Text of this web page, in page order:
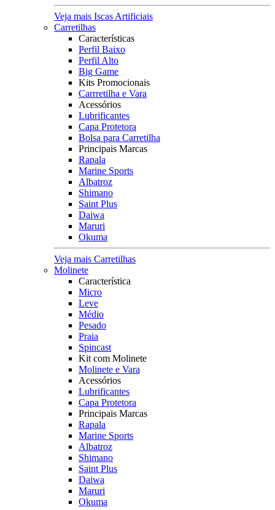
Veja mais Iscas Artificiais
Carretilhas
Características
Perfil Baixo
Perfil Alto
Big Game
Kits Promocionais
Carrretilha e Vara
Acessórios
Lubrificantes
Capa Protetora
Bolsa para Carretilha
Principais Marcas
Rapala
Marine Sports
Albatroz
Shimano
Saint Plus
Daiwa
Maruri
Okuma
Veja mais Carretilhas
Molinete
Característica
Micro
Leve
Médio
Pesado
Praia
Spincast
Kit com Molinete
Molinete e Vara
Acessórios
Lubrificantes
Capa Protetora
Principais Marcas
Rapala
Marine Sports
Albatroz
Shimano
Saint Plus
Daiwa
Maruri
Okuma